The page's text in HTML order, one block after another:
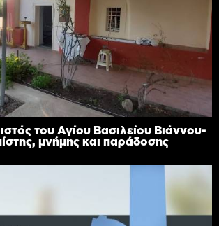
του Αγίου Βασιλείου Βιάννου-
μνήμης και παράδοσης